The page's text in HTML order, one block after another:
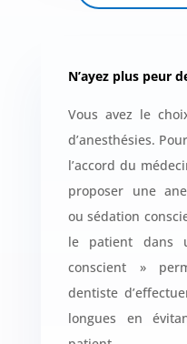
N’ayez plus peur
Vous avez le
d’anesthésies.
l’accord du
proposer une
ou sédation
le patient dans
conscient »
dentiste
longues en